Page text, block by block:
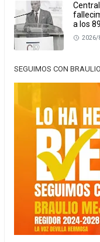
a los
2026/
SEGUIMOS CON